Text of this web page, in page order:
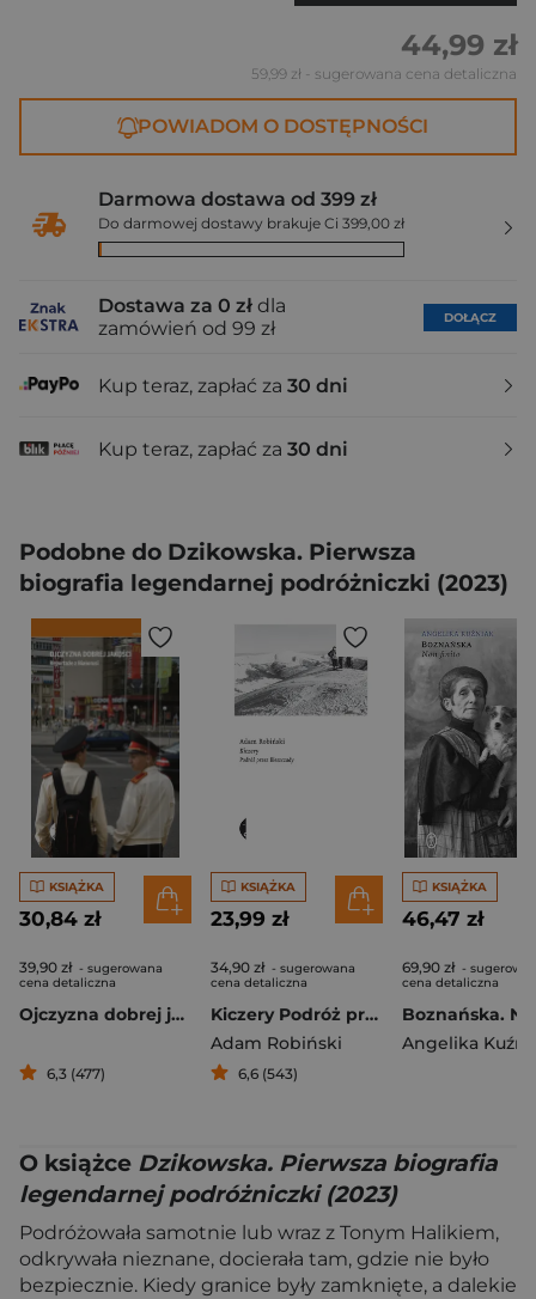
44,99 zł
59,99 zł - sugerowana cena detaliczna
POWIADOM O DOSTĘPNOŚCI
Darmowa dostawa od 399 zł
Do darmowej dostawy brakuje Ci 399,00 zł
Dostawa za 0 zł dla
zamówień od 99 zł
DOŁĄCZ
Kup teraz, zapłać za 30 dni
Kup teraz, zapłać za 30 dni
Podobne do Dzikowska. Pierwsza
biografia legendarnej podróżniczki (2023)
KSIĄŻKA
30,84 zł
39,90 zł - sugerowana
cena detaliczna
Ojczyzna dobrej jakości Reportaże z Białorusi
6,3 (477)
KSIĄŻKA
23,99 zł
34,90 zł - sugerowana
cena detaliczna
Kiczery Podróż przez Bieszczady
Adam Robiński
6,6 (543)
KSIĄŻKA
46,47 zł
69,90 zł -
cena detaliczna
Angelika
O książce Dzikowska. Pierwsza biografia
legendarnej podróżniczki (2023)
Podróżowała samotnie lub wraz z Tonym Halikiem,
odkrywała nieznane, docierała tam, gdzie nie było
bezpiecznie. Kiedy granice były zamknięte, a dalekie